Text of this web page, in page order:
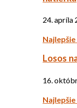
24. apríla
Losos
16.